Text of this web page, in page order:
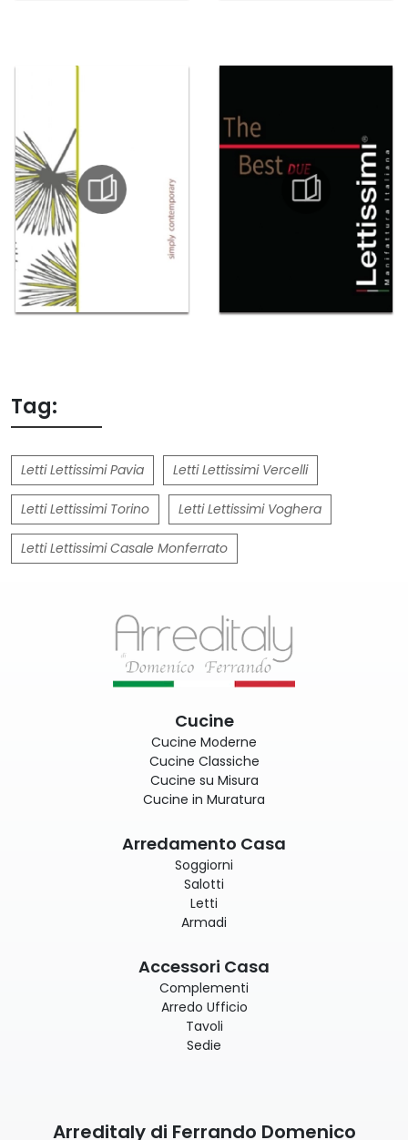
Tag:
Letti Lettissimi Pavia Letti Lettissimi Vercelli
Letti Lettissimi Torino Letti Lettissimi Voghera
Letti Lettissimi Casale Monferrato
Cucine
Cucine Moderne
Cucine Classiche
Cucine su Misura
Cucine in Muratura
Arredamento Casa
Soggiorni
Salotti
Letti
Armadi
Accessori Casa
Complementi
Arredo Ufficio
Tavoli
Sedie
Arreditaly di Ferrando Domenico